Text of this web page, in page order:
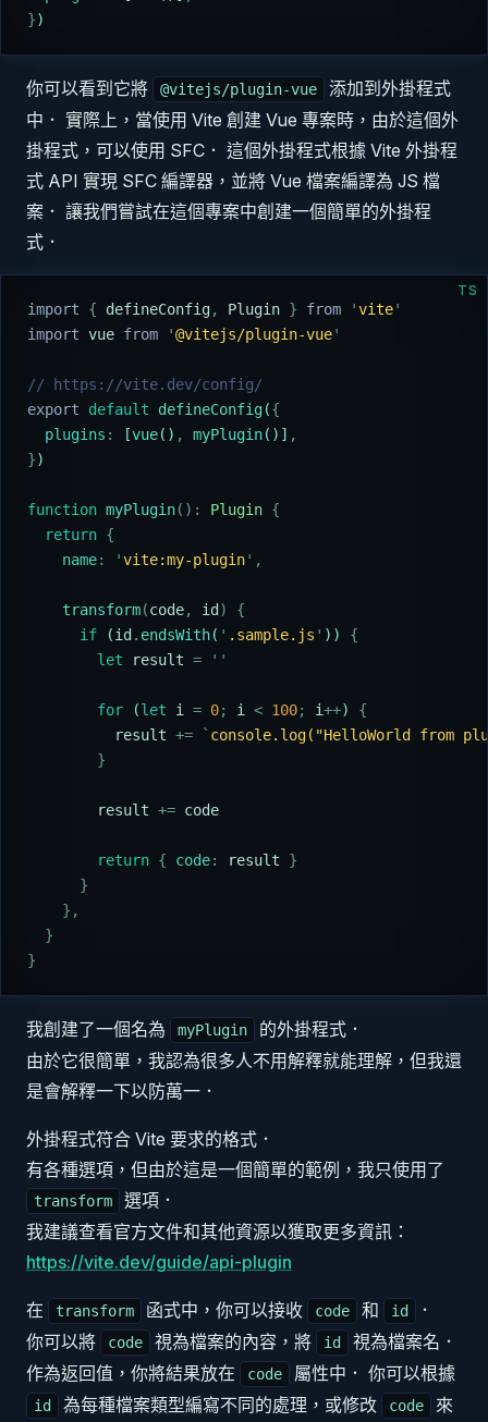
})
你可以看到它將 @vitejs/plugin-vue
添加到外掛程式
中． 實際上，當使用 Vite 創建 Vue 專案時，由於這個外
掛程式，可以使用 SFC． 這個外掛程式根據 Vite 外掛程
式 API 實現 SFC 編譯器，並將 Vue 檔案編譯為 JS 檔
案． 讓我們嘗試在這個專案中創建一個簡單的外掛程
式．
TS
import { defineConfig, Plugin } from 'vite'
import vue from '@vitejs/plugin-vue'
// https://vite.dev/config/
export default defineConfig({
  plugins
: [vue() , myPlugin()] ,
})
function myPlugin(): Plugin {
  return
{
    name
: 'vite:my-plugin' ,
    transform
(code, id )
{
      if
(id . endsWith( ' .sample.js ' )) {
        let
result = ''
        for
(let i = 0; i < 100; i++) {
          result
+= ` console.log("HelloWorld from
        }
        result
+= code
        return
{ code: result }
      }
    },
  }
}
我創建了一個名為 myPlugin
的外掛程式．
由於它很簡單，我認為很多人不用解釋就能理解，但我還
是會解釋一下以防萬一．
外掛程式符合 Vite 要求的格式．
有各種選項，但由於這是一個簡單的範例，我只使用了
transform
選項．
我建議查看官方文件和其他資源以獲取更多資訊：
https://vite.dev/guide/api-plugin
在 transform 函式中，你可以接收 code 和 id
．
你可以將
code 視為檔案的內容，將 id
視為檔案名．
作為返回值，你將結果放在
code 屬性中． 你可以根據
id 為每種檔案類型編寫不同的處理，或修改 code
來